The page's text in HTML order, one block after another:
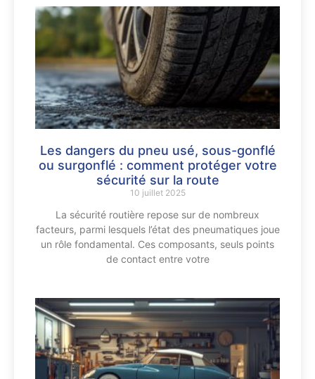
Les dangers du pneu usé, sous-gonflé
ou surgonflé : comment protéger votre
sécurité sur la route
10 juillet 2025
La sécurité routière repose sur de nombreux
facteurs, parmi lesquels l’état des pneumatiques joue
un rôle fondamental. Ces composants, seuls points
de contact entre votre